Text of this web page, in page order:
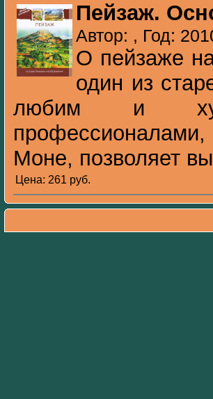
Пейзаж.
Автор: , Год:
О пейзаже
один из
любим и
Моне, позволяет
Цена: 261 pуб.